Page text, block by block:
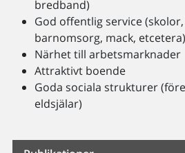
bredband)
God offentlig service
barnomsorg, mack, etcetera)
Närhet till arbetsmarknader
Attraktivt boende
Goda sociala strukturer
eldsjälar)